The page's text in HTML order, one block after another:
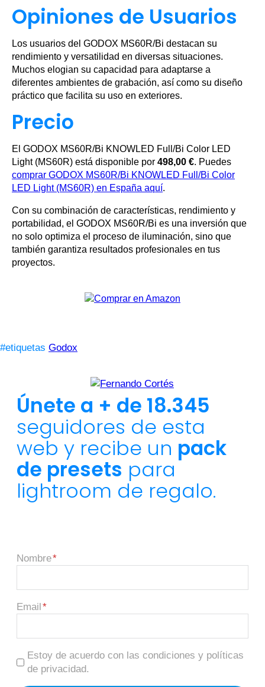
Opiniones de Usuarios
Los usuarios del GODOX MS60R/Bi destacan su
rendimiento y versatilidad en diversas situaciones.
Muchos elogian su capacidad para adaptarse a
diferentes ambientes de grabación, así como su diseño
práctico que facilita su uso en exteriores.
Precio
El GODOX MS60R/Bi KNOWLED Full/Bi Color LED
Light (MS60R) está disponible por 498,00 €. Puedes
comprar GODOX MS60R/Bi KNOWLED Full/Bi Color
LED Light (MS60R) en España aquí.
Con su combinación de características, rendimiento y
portabilidad, el GODOX MS60R/Bi es una inversión que
no solo optimiza el proceso de iluminación, sino que
también garantiza resultados profesionales en tus
proyectos.
#etiquetas Godox
Únete a + de 18.345
seguidores de esta
web y recibe un pack
de presets para
lightroom de regalo.
Nombre
Email
Estoy de acuerdo con las condiciones y políticas
de privacidad.